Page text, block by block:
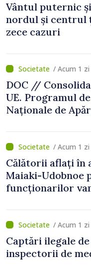
Vântul puternic
nordul și centrul
zece cazuri
/ Acum 1 zi
DOC //
UE. Programul
Naționale de
/ Acum 1 zi
Călătorii aflați în
Maiaki-Udobnoe
funcționarilor
/ Acum 1 zi
Captări ilegale
inspectorii de